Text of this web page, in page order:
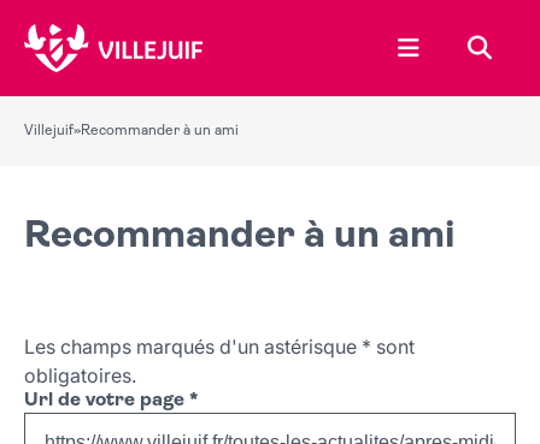
Ouvrir le
Villejuif»Recommander à un ami
Recommander à un ami
Les champs marqués d'un astérisque * sont
obligatoires.
Url de votre page *